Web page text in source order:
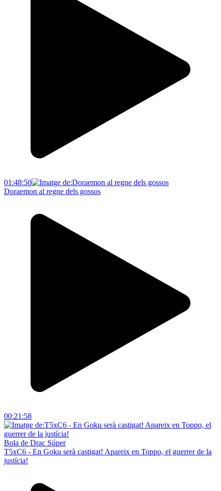
01:48:50
Doraemon al regne dels gossos
00:21:58
Bola de Drac Súper
T5xC6 - En Goku serà castigat! Apareix en Toppo, el guerrer de la
justícia!